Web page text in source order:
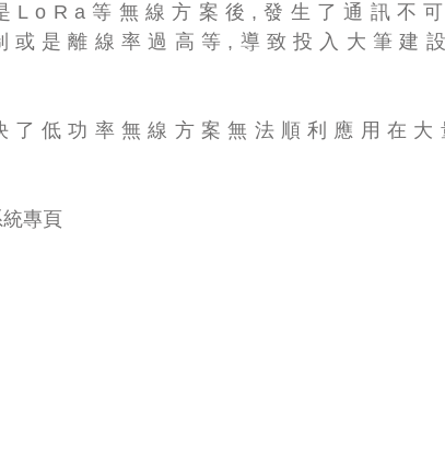
LoRa等無線方案後,發生了通訊不
是離線率過高等,導致投入大筆建
了低功率無線方案無法順利應用在
統專頁